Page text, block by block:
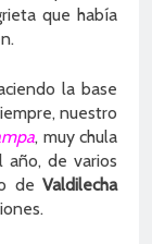
que había
la base
nuestro
, muy chula
de varios
de Valdilecha